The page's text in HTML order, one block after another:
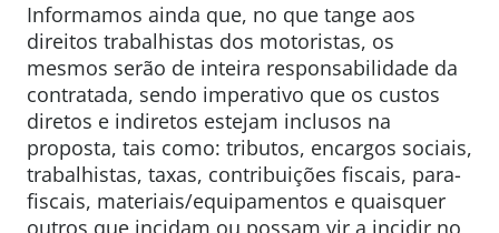
Informamos ainda que, no que tange aos
direitos trabalhistas dos motoristas, os
mesmos serão de inteira responsabilidade da
contratada, sendo imperativo que os custos
diretos e indiretos estejam inclusos na
proposta, tais como: tributos, encargos sociais,
trabalhistas, taxas, contribuições fiscais, para-
fiscais, materiais/equipamentos e quaisquer